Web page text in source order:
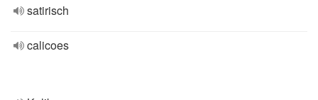
satirisch
calicoes